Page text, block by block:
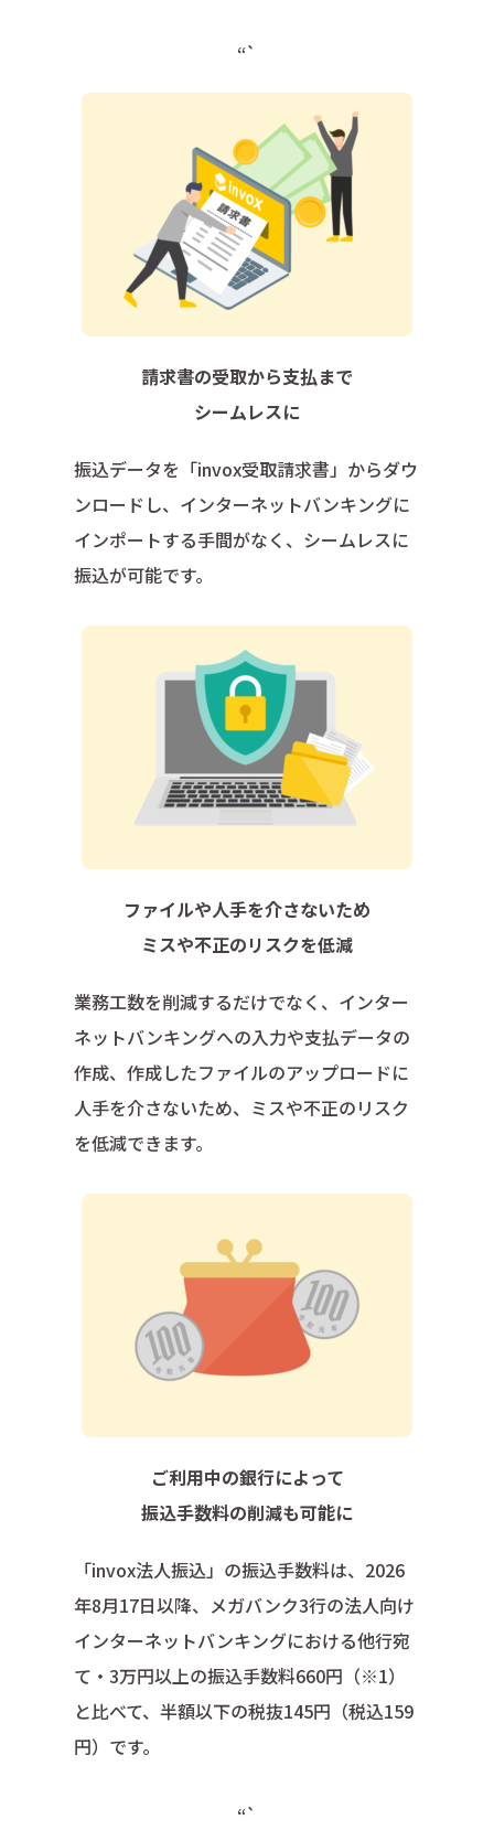
“`
請求書の受取から支払まで
シームレスに
振込データを「invox受取請求書」からダウ
ンロードし、インターネットバンキングに
インポートする手間がなく、シームレスに
振込が可能です。
ファイルや人手を介さないため
ミスや不正のリスクを低減
業務工数を削減するだけでなく、インター
ネットバンキングへの入力や支払データの
作成、作成したファイルのアップロードに
人手を介さないため、ミスや不正のリスク
を低減できます。
ご利用中の銀行によって
振込手数料の削減も可能に
「invox法人振込」の振込手数料は、2026
年8月17日以降、メガバンク3行の法人向け
インターネットバンキングにおける他行宛
て・3万円以上の振込手数料660円（※1）
と比べて、半額以下の税抜145円（税込159
円）です。
“`